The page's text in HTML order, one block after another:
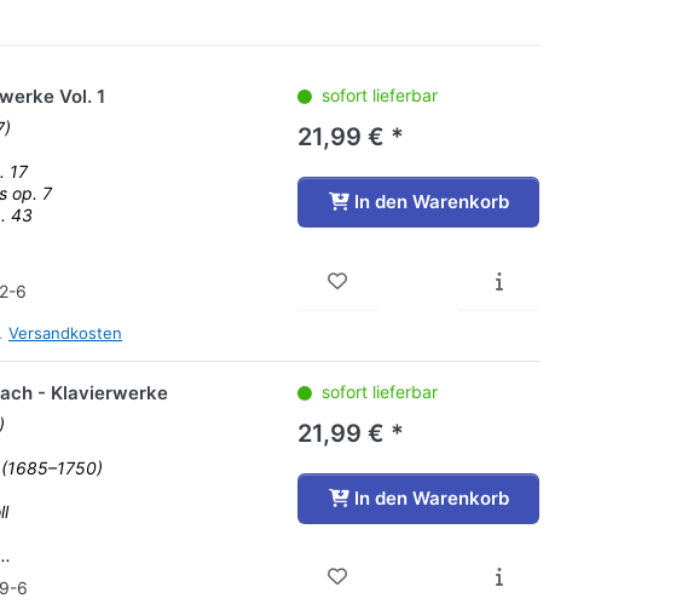
Vol. 1
17
op. 7
43
6
Versandkosten
sofort lieferbar
21,99 € *
In den Warenkorb
- Klavierwerke
6
sofort lieferbar
21,99 € *
In den Warenkorb